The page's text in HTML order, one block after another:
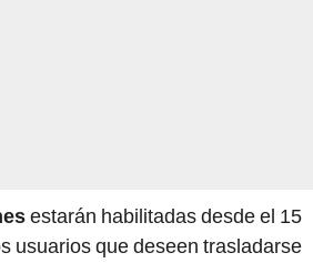
estarán habilitadas desde el 15
usuarios que deseen trasladarse